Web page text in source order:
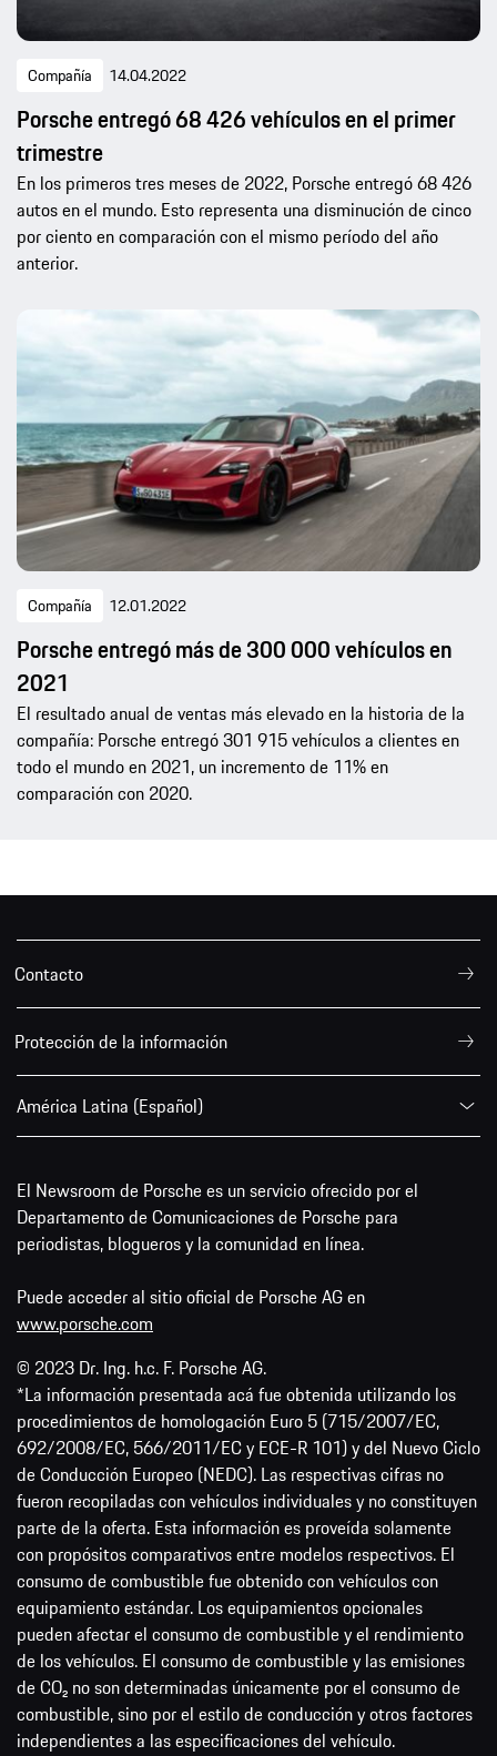
Compañía 14.04.2022
Porsche entregó 68 426 vehículos en el primer
trimestre
En los primeros tres meses de 2022, Porsche entregó 68 426
autos en el mundo. Esto representa una disminución de cinco
por ciento en comparación con el mismo período del año
anterior.
Compañía 12.01.2022
Porsche entregó más de 300 000 vehículos en
2021
El resultado anual de ventas más elevado en la historia de la
compañía: Porsche entregó 301 915 vehículos a clientes en
todo el mundo en 2021, un incremento de 11% en
comparación con 2020.
Contacto
Protección de la información
América Latina (Español)
El Newsroom de Porsche es un servicio ofrecido por el
Departamento de Comunicaciones de Porsche para
periodistas, blogueros y la comunidad en línea.
Puede acceder al sitio oficial de Porsche AG en
www.porsche.com
© 2023 Dr. Ing. h.c. F. Porsche AG.
*La información presentada acá fue obtenida utilizando los
procedimientos de homologación Euro 5 (715/2007/EC,
692/2008/EC, 566/2011/EC y ECE-R 101) y del Nuevo Ciclo
de Conducción Europeo (NEDC). Las respectivas cifras no
fueron recopiladas con vehículos individuales y no constituyen
parte de la oferta. Esta información es proveída solamente
con propósitos comparativos entre modelos respectivos. El
consumo de combustible fue obtenido con vehículos con
equipamiento estándar. Los equipamientos opcionales
pueden afectar el consumo de combustible y el rendimiento
de los vehículos. El consumo de combustible y las emisiones
de CO₂ no son determinadas únicamente por el consumo de
combustible, sino por el estilo de conducción y otros factores
independientes a las especificaciones del vehículo.